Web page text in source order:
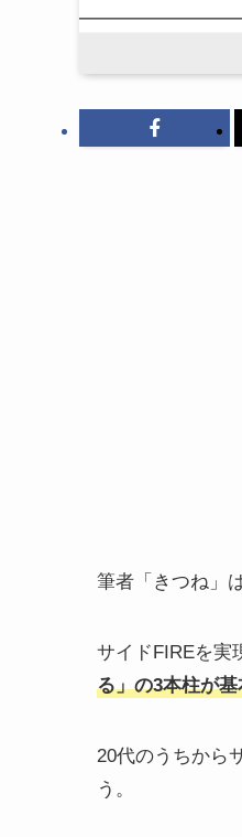
筆者「きつね」
サイドFIREを実
る」の3本柱が
20代のうちから
う。